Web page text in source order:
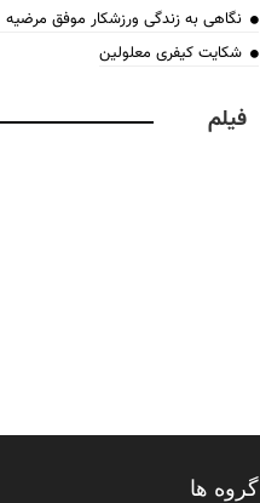
نگاهی به زندگی ورزشکار موفق
شکایت کیفری معلولین
فیلم
گروه ها